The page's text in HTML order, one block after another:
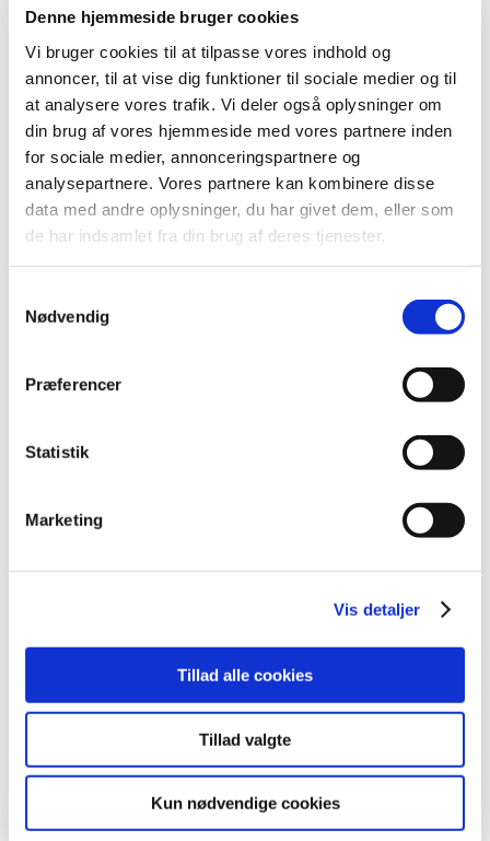
Denne hjemmeside bruger cookies
Vi bruger cookies til at tilpasse vores indhold og
annoncer, til at vise dig funktioner til sociale medier og til
at analysere vores trafik. Vi deler også oplysninger om
din brug af vores hjemmeside med vores partnere inden
for sociale medier, annonceringspartnere og
analysepartnere. Vores partnere kan kombinere disse
data med andre oplysninger, du har givet dem, eller som
de har indsamlet fra din brug af deres tjenester.
Nødvendig
Præferencer
Statistik
Marketing
Vis detaljer
Tillad alle cookies
Tillad valgte
Kun nødvendige cookies
Ikke
apoteksforbeholdte
håndkøbslægemidler
1.398.467 1.451.818
Frihandelsvarer 3.425.394 3.287.796
22.493.467
Leverancer til
33.948
Dyrlægepakninger
(kr.)
120.730 106.619
Antal pakninger til
enkeltpersoner
125.870